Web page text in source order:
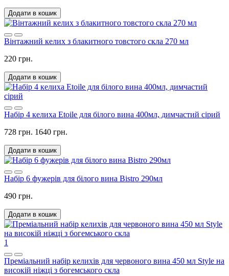
Додати в кошик
Вінтажний келих з блакитного товстого скла 270 мл
220 грн.
Додати в кошик
Набір 4 келиха Etoile для білого вина 400мл, димчастий сірий
728 грн. 1640 грн.
Додати в кошик
Набір 6 фужерів для білого вина Bistro 290мл
490 грн.
Додати в кошик
1
Преміальний набір келихів для червоного вина 450 мл Style на
високій ніжці з богемського скла